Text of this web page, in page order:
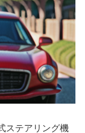
ステアリング機